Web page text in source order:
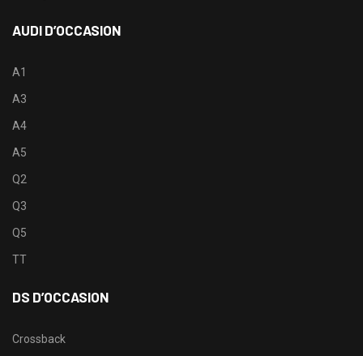
AUDI D’OCCASION
A1
A3
A4
A5
Q2
Q3
Q5
TT
DS D’OCCASION
Crossback